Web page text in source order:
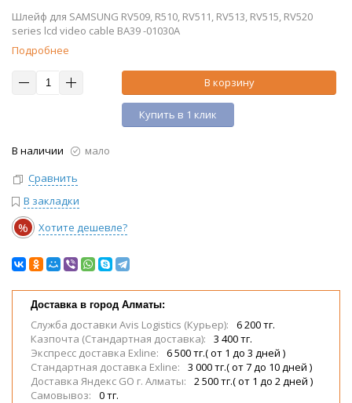
Шлейф для SAMSUNG RV509, R510, RV511, RV513, RV515, RV520
series lcd video cable BA39 -01030A
Подробнее
В корзину
Купить в 1 клик
В наличии
мало
Сравнить
В закладки
% Хотите дешевле?
Доставка в город Алматы:
Служба доставки Avis Logistics (Курьер):
6 200 тг.
Казпочта (Стандартная доставка):
3 400 тг.
Экспресс доставка Exline:
6 500 тг.( от 1 до 3 дней )
Стандартная доставка Exline:
3 000 тг.( от 7 до 10 дней )
Доставка Яндекс GO г. Алматы:
2 500 тг.( от 1 до 2 дней )
Самовывоз:
0 тг.